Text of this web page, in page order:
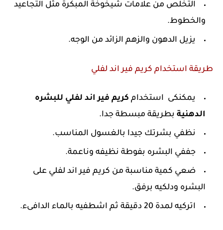
التخلص من علامات شيخوخة المبكرة مثل التجاعيد
والخطوط.
يزيل الدهون والزهم الزائد من الوجه.
طريقة استخدام كريم فير اند لفلي
يمكنكى استخدام كريم فير اند لفلي للبشره
الدهنية بطريقة مبسطة جدا.
نظفي بشرتك جيدا بالغسول المناسب.
جففي البشره بفوطة نظيفه وناعمة.
ضعي كمية مناسبة من كريم فير اند لفلي على
البشره ودلكيه برفق.
اتركيه لمدة 20 دقيقة ثم اشطفيه بالماء الدافىء.